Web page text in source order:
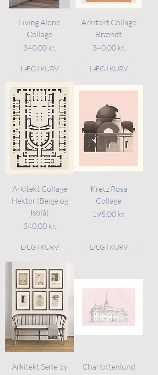
Living Alone
Collage
Pris
340,00 kr.
LÆG I KURV
Arkitekt Collage
Brændt
Pris
340,00 kr.
LÆG I KURV
Arkitekt Collage
Hektor (Beige og
Isblå)
Pris
340,00 kr.
LÆG I KURV
Kretz Rosa
Collage
Pris
195,00 kr.
LÆG I KURV
Arkitekt Serie by
Charlottenlund